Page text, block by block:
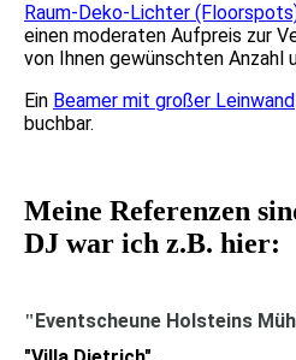
Raum-Deko-Lichter
einen moderaten Aufpreis zur
von Ihnen gewünschten Anzahl
Ein Beamer mit großer Leinwand
buchbar.
Meine Referenzen
DJ war ich z.B. hier:
"Eventscheune Holsteins